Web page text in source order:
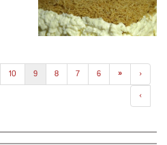
«
6
7
8
9
10